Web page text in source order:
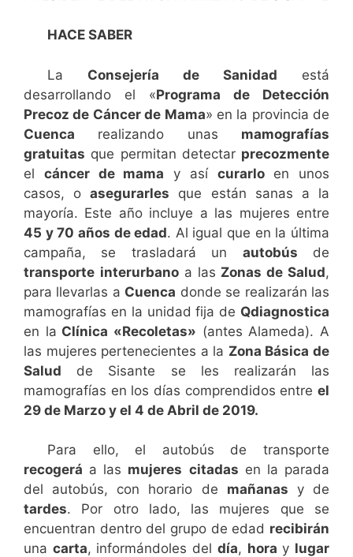
HACE SABER
La Consejería de Sanidad está
desarrollando el «Programa de Detección
Precoz de Cáncer de Mama» en la provincia de
Cuenca realizando unas mamografías
gratuitas que permitan detectar precozmente
el cáncer de mama y así curarloen unos
casos, oasegurarles que están sanas a la
mayoría. Este año incluye a las mujeres entre
45 y 70 años de edad. Al igual que en la última
campaña, se trasladará un autobús de
transporte interurbano a las Zonas de Salud,
para llevarlas a Cuenca donde se realizarán las
mamografías en la unidad fija de Qdiagnostica
en la Clínica «Recoletas» (antes Alameda). A
las mujeres pertenecientes a la Zona Básica de
Salud de Sisante se les realizarán las
mamografías en los días comprendidos entre el
29 de Marzo y el 4 de Abril de 2019.
Para ello, el autobús de transporte
recogerá a las mujeres citadas en la parada
del autobús, con horario de mañanas y de
tardes. Por otro lado, las mujeres que se
encuentran dentro del grupo de edad recibirán
una carta, informándoles del día, hora y lugar